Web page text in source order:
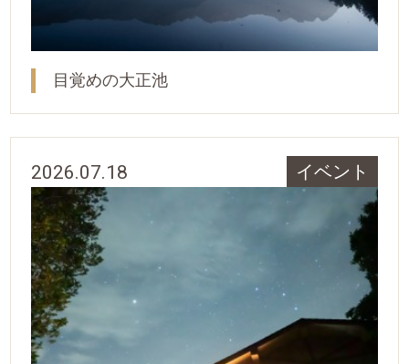
目覚めの大正池
2026.07.18 イベント